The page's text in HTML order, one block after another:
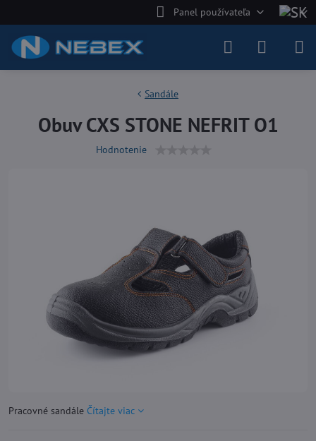
Panel používateľa
Sandále
Obuv CXS STONE NEFRIT O1
Hodnotenie
Pracovné sandále Čítajte viac